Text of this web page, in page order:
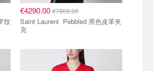
€4290.00 €7800.00
Saint Laurent Pebbled 黑色皮革夹
克